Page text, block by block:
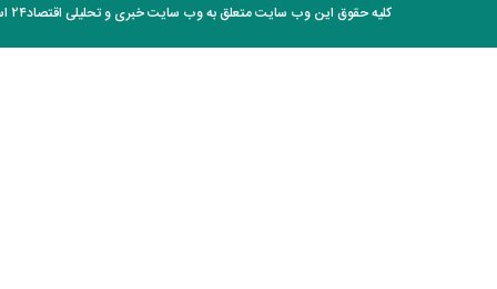
بودید / انتشار برای نخستین بار
قیمت واقعی مرغ لو رفت/ مرغ ارزان‌تر
کلیه حقوق این وب سایت متعلق به وب سایت خبری و تحلیلی اقتصاد۲۴ است و هر گونه کپی برداری با ذکر منبع بلا مانع است.